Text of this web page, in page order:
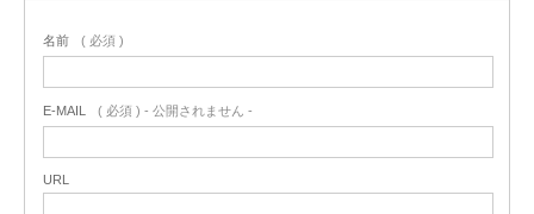
名前 ( 必須 )
E-MAIL ( 必須 ) - 公開されません -
URL